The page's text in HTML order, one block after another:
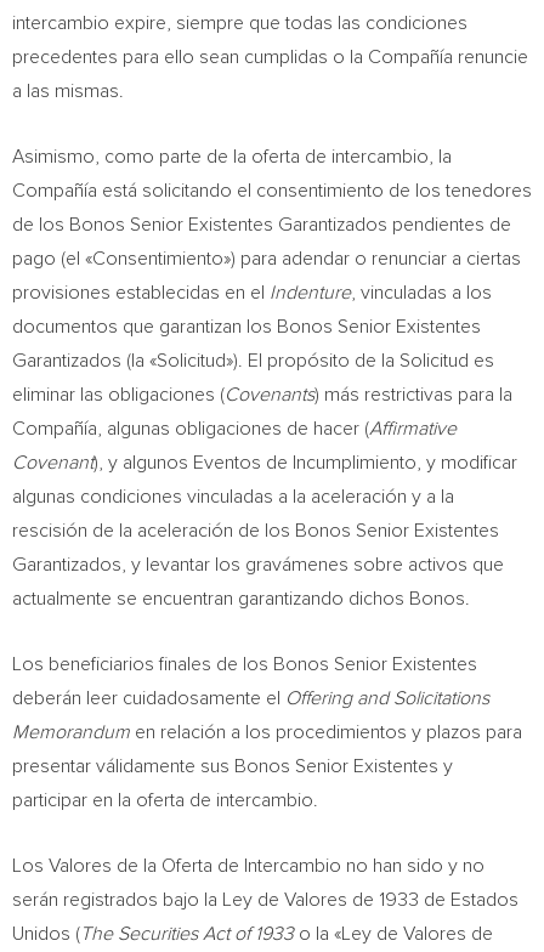
intercambio expire, siempre que todas las condiciones
precedentes para ello sean cumplidas o la Compañía renuncie
a las mismas.
Asimismo, como parte de la oferta de intercambio, la
Compañía está solicitando el consentimiento de los tenedores
de los Bonos Senior Existentes Garantizados pendientes de
pago (el «Consentimiento») para adendar o renunciar a ciertas
provisiones establecidas en el Indenture, vinculadas a los
documentos que garantizan los Bonos Senior Existentes
Garantizados (la «Solicitud»). El propósito de la Solicitud es
eliminar las obligaciones (Covenants) más restrictivas para la
Compañía, algunas obligaciones de hacer (Affirmative
Covenant), y algunos Eventos de Incumplimiento, y modificar
algunas condiciones vinculadas a la aceleración y a la
rescisión de la aceleración de los Bonos Senior Existentes
Garantizados, y levantar los gravámenes sobre activos que
actualmente se encuentran garantizando dichos Bonos.
Los beneficiarios finales de los Bonos Senior Existentes
deberán leer cuidadosamente el
Offering and Solicitations
Memorandum en relación a los procedimientos y plazos para
presentar válidamente sus Bonos Senior Existentes y
participar en la oferta de intercambio.
Los Valores de la Oferta de Intercambio no han sido y no
serán registrados bajo la Ley de Valores de 1933 de Estados
Unidos (The Securities Act of 1933o la «Ley de Valores de